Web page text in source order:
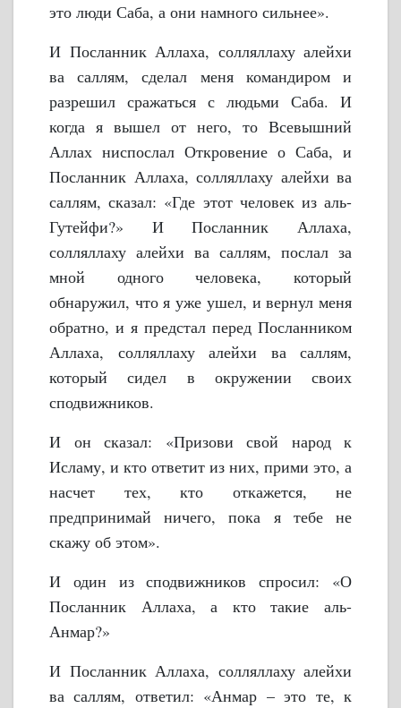
это люди Саба, а они намного сильнее».
И Посланник Аллаха, солляллаху алейхи
ва саллям, сделал меня командиром и
разрешил сражаться с людьми Саба. И
когда я вышел от него, то Всевышний
Аллах ниспослал Откровение о Саба, и
Посланник Аллаха, солляллаху алейхи ва
саллям, сказал: «Где этот человек из аль-
Гутейфи?» И Посланник Аллаха,
солляллаху алейхи ва саллям, послал за
мной одного человека, который
обнаружил, что я уже ушел, и вернул меня
обратно, и я предстал перед Посланником
Аллаха, солляллаху алейхи ва саллям,
который сидел в окружении своих
сподвижников.
И он сказал: «Призови свой народ к
Исламу, и кто ответит из них, прими это, а
насчет тех, кто откажется, не
предпринимай ничего, пока я тебе не
скажу об этом».
И один из сподвижников спросил: «О
Посланник Аллаха, а кто такие аль-
Анмар?»
И Посланник Аллаха, солляллаху алейхи
ва саллям, ответил: «Анмар – это те, к